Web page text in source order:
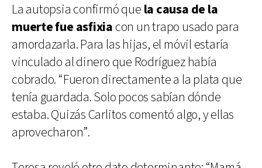
La autopsia confirmó que la causa de la
muerte fue asfixia con un trapo usado para
amordazarla. Para las hijas, el móvil estaría
vinculado al dinero que Rodríguez había
cobrado. “Fueron directamente a la plata que
tenía guardada. Solo pocos sabían dónde
estaba. Quizás Carlitos comentó algo, y ellas
aprovecharon”.